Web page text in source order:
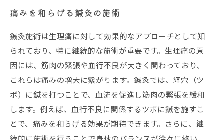
痛みを和らげる鍼灸の施術
鍼灸施術は生理痛に対して効果的なアプローチとして知
られており、特に継続的な施術が重要です。生理痛の原
因には、筋肉の緊張や血行不良が大きく関わっており、
これらは痛みの増大に繋がります。鍼灸では、経穴（ツ
ボ）に鍼を打つことで、血流を促進し筋肉の緊張を緩和
します。例えば、血行不良に関係するツボに鍼を施すこ
とで、痛みを和らげる効果が期待できます。さらに、継